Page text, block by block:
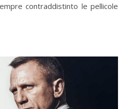
contraddistinto le pellicole